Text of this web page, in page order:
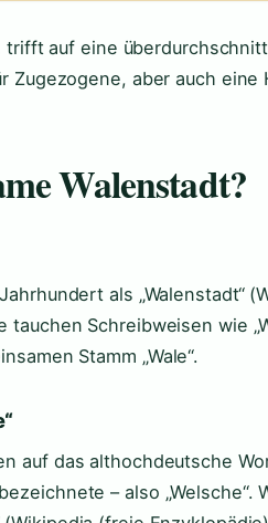
trifft auf eine
Zugezogene, aber auch eine
Walenstadt?
als „Walenstadt“
Schreibweisen wie
Stamm „Wale“.
auf das althochdeutsche
– also „Welsche“.